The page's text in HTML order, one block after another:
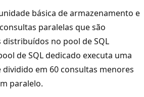
básica de armazenamento e
paralelas que são
no pool de SQL
de SQL dedicado executa uma
em 60 consultas menores
paralelo.